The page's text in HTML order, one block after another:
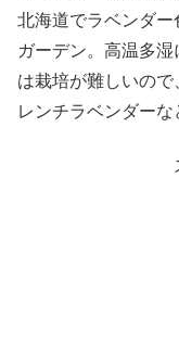
北海道でラベンダー
ガーデン。高温多
は栽培が難しいの
レンチラベンダーな